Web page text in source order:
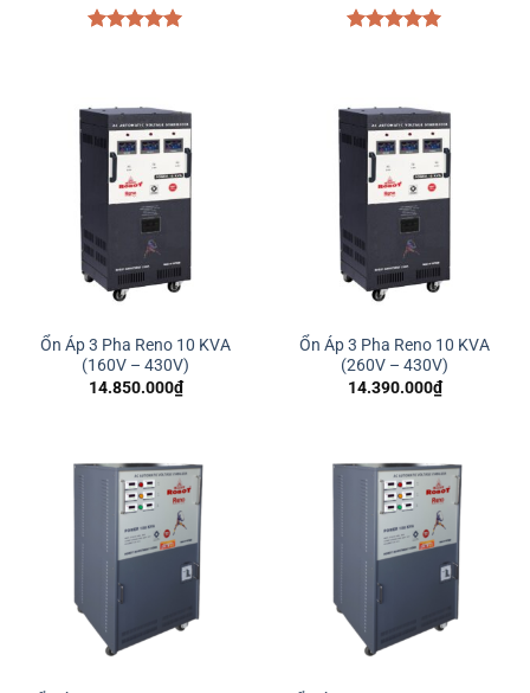
Ổn Áp 3 Pha Reno 10 KVA
(160V – 430V)
14.850.000₫
Ổn Áp 3 Pha Reno 10 KVA
(260V – 430V)
14.390.000₫